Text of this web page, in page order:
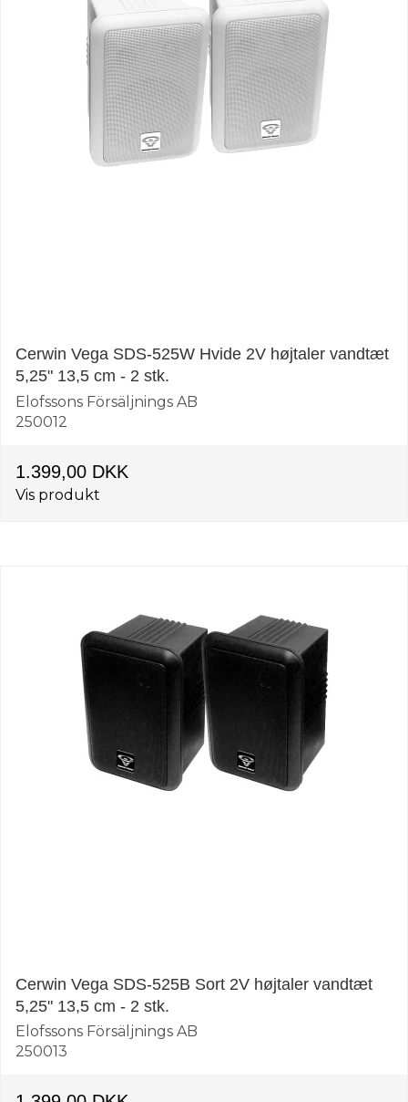
Cerwin Vega SDS-525W Hvide 2V højtaler vandtæt
5,25" 13,5 cm - 2 stk.
Elofssons Försäljnings AB
250012
1.399,00 DKK
Vis produkt
Cerwin Vega SDS-525B Sort 2V højtaler vandtæt
5,25" 13,5 cm - 2 stk.
Elofssons Försäljnings AB
250013